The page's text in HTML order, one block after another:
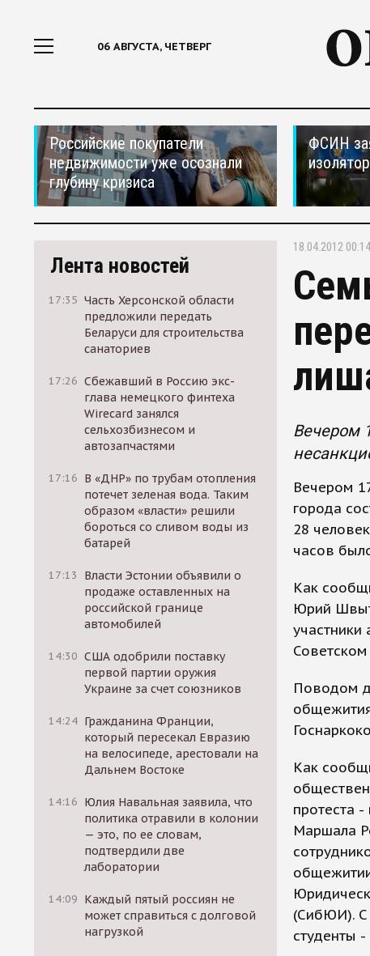
06 АВГУСТА, ЧЕТВЕРГ
Российские покупатели
недвижимости уже осознали
глубину кризиса
ФСИН
Лента новостей
17:35 Часть Херсонской области
предложили передать
Беларуси для строительства
санаториев
17:26 Сбежавший в Россию экс-
глава немецкого финтеха
Wirecard занялся
сельхозбизнесом и
автозапчастями
17:16 В «ДНР» по трубам отопления
потечет зеленая вода. Таким
образом «власти» решили
бороться со сливом воды из
батарей
17:13
Власти Эстонии объявили о
продаже оставленных на
российской границе
автомобилей
14:30 США одобрили поставку
первой партии оружия
Украине за счет союзников
14:24 Гражданина Франции,
который пересекал Евразию
на велосипеде, арестовали на
Дальнем Востоке
14:16 Юлия Навальная заявила, что
политика отравили в колонии
— это, по ее словам,
подтвердили две
лаборатории
14:09 Каждый пятый россиян не
может справиться с долговой
нагрузкой
18.04.2012 00:14
Вечером
Вечером
города
28
часов
Как
Юрий
Поводом
Как
протеста
Маршала
(СибЮИ). С
студенты